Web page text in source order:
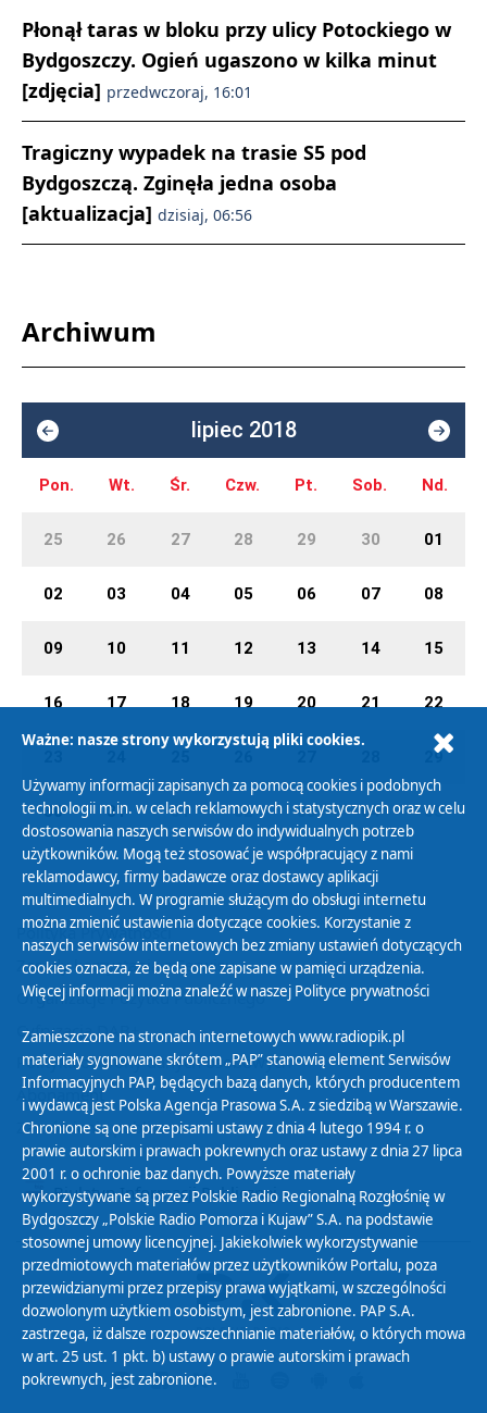
Płonął taras w bloku przy ulicy Potockiego w
Bydgoszczy. Ogień ugaszono w kilka minut
[zdjęcia] przedwczoraj, 16:01
Tragiczny wypadek na trasie S5 pod
Bydgoszczą. Zginęła jedna osoba
[aktualizacja] dzisiaj, 06:56
Archiwum
lipiec 2018
Pon. Wt. Śr. Czw. Pt. Sob. Nd.
25 26 27 28 29 30 01
02 03 04 05 06 07 08
09 10 11 12 13 14 15
16 17 18 19 20 21 22
29
30 31 01 02 03 04 05
Polityka Prywatności
Zasady korzystania z Serwisu
Organizacje Pożytku Publicznego
Cyfryzacja DAB+
Polityka ochrony danych osobowych
Abonament
Zamówienia publiczne
Biuletyn Informacji Publicznej
Ważne: nasze strony wykorzystują pliki cookies.
Używamy informacji zapisanych za pomocą cookies i podobnych
technologii m.in. w celach reklamowych i statystycznych oraz w celu
dostosowania naszych serwisów do indywidualnych potrzeb
użytkowników. Mogą też stosować je współpracujący z nami
reklamodawcy, firmy badawcze oraz dostawcy aplikacji
multimedialnych. W programie służącym do obsługi internetu
można zmienić ustawienia dotyczące cookies. Korzystanie z
naszych serwisów internetowych bez zmiany ustawień dotyczących
cookies oznacza, że będą one zapisane w pamięci urządzenia.
Więcej informacji można znaleźć w naszej Polityce prywatności
Zamieszczone na stronach internetowych www.radiopik.pl
materiały sygnowane skrótem „PAP” stanowią element Serwisów
Informacyjnych PAP, będących bazą danych, których producentem
i wydawcą jest Polska Agencja Prasowa S.A. z siedzibą w Warszawie.
Chronione są one przepisami ustawy z dnia 4 lutego 1994 r. o
prawie autorskim i prawach pokrewnych oraz ustawy z dnia 27 lipca
2001 r. o ochronie baz danych. Powyższe materiały
wykorzystywane są przez Polskie Radio Regionalną Rozgłośnię w
Bydgoszczy „Polskie Radio Pomorza i Kujaw” S.A. na podstawie
stosownej umowy licencyjnej. Jakiekolwiek wykorzystywanie
przedmiotowych materiałów przez użytkowników Portalu, poza
przewidzianymi przez przepisy prawa wyjątkami, w szczególności
dozwolonym użytkiem osobistym, jest zabronione. PAP S.A.
zastrzega, iż dalsze rozpowszechnianie materiałów, o których mowa
w art. 25 ust. 1 pkt. b) ustawy o prawie autorskim i prawach
pokrewnych, jest zabronione.